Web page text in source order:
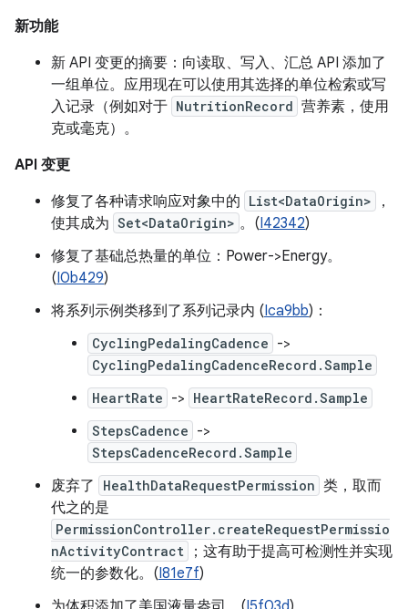
新功能
新 API 变更的摘要：向读取、写入、汇总 API 添加了
一组单位。应用现在可以使用其选择的单位检索或写
入记录（例如对于 NutritionRecord 营养素，使用
克或毫克）。
API 变更
修复了各种请求响应对象中的 List<DataOrigin>
，
使其成为 Set<DataOrigin> 。(I42342)
修复了基础总热量的单位：Power->Energy。
(I0b429)
将系列示例类移到了系列记录内 (Ica9bb)：
CyclingPedalingCadence ->
CyclingPedalingCadenceRecord.Sample
HeartRate -> HeartRateRecord.Sample
StepsCadence ->
StepsCadenceRecord.Sample
废弃了 HealthDataRequestPermission 类，取而
代之的是
PermissionController.createRequestPermissio
nActivityContract
；这有助于提高可检测性并实现
统一的参数化。(I81e7f)